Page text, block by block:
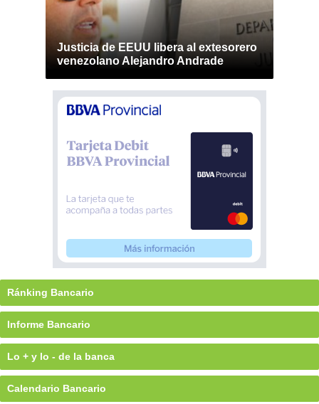
Justicia de EEUU libera al extesorero
venezolano Alejandro Andrade
Ránking Bancario
Informe Bancario
Lo + y lo - de la banca
Calendario Bancario